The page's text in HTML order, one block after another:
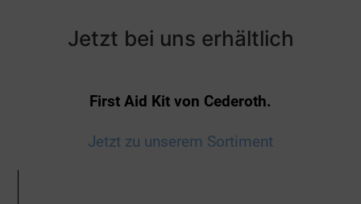
Jetzt bei uns erhältlich
First Aid Kit von Cederoth.
Jetzt zu unserem Sortiment